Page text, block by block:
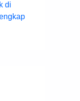
di